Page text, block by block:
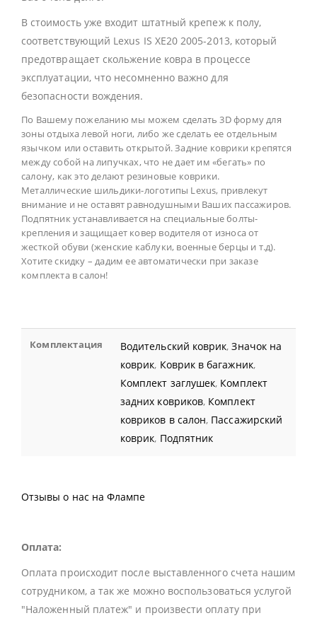
В стоимость уже входит штатный крепеж к полу,
соответствующий Lexus IS XE20 2005-2013, который
предотвращает скольжение ковра в процессе
эксплуатации, что несомненно важно для
безопасности вождения.
По Вашему пожеланию мы можем сделать 3D форму для
зоны отдыха левой ноги, либо же сделать ее отдельным
язычком или оставить открытой. Задние коврики крепятся
между собой на липучках, что не дает им «бегать» по
салону, как это делают резиновые коврики.
Металлические шильдики-логотипы Lexus, привлекут
внимание и не оставят равнодушными Ваших пассажиров.
Подпятник устанавливается на специальные болты-
крепления и защищает ковер водителя от износа от
жесткой обуви (женские каблуки, военные берцы и т.д).
Хотите скидку – дадим ее автоматически при заказе
комплекта в салон!
Комплектация Водительский коврик,Значок на
коврик, Коврик в багажник,
Комплект заглушек, Комплект
задних ковриков, Комплект
ковриков в салон, Пассажирский
коврик, Подпятник
Отзывы о нас на Флампе
Оплата:
Оплата происходит после выставленного счета нашим
сотрудником, а так же можно воспользоваться услугой
"Наложенный платеж" и произвести оплату при